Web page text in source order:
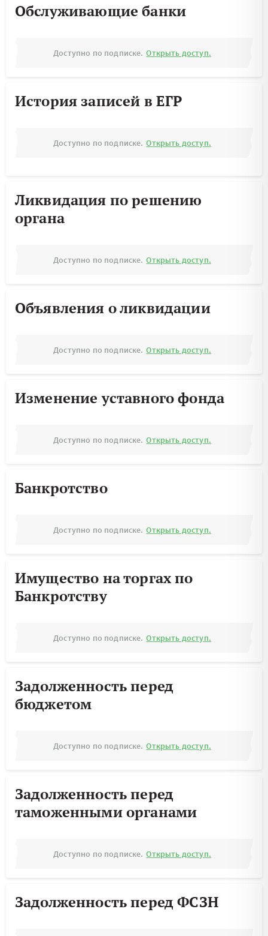
Обслуживающие банки
Доступно по подписке. Открыть доступ.
История записей в ЕГР
Доступно по подписке. Открыть доступ.
Ликвидация по решению
органа
Доступно по подписке. Открыть доступ.
Объявления о ликвидации
Доступно по подписке. Открыть доступ.
Изменение уставного фонда
Доступно по подписке. Открыть доступ.
Банкротство
Доступно по подписке. Открыть доступ.
Имущество на торгах по
Банкротству
Доступно по подписке. Открыть доступ.
Задолженность перед
бюджетом
Доступно по подписке. Открыть доступ.
Задолженность перед
таможенными органами
Доступно по подписке. Открыть доступ.
Задолженность перед ФСЗН